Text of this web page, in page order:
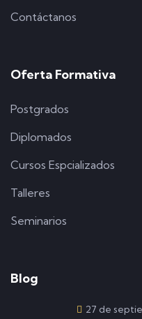
Contáctanos
Oferta Formativa
Postgrados
Diplomados
Cursos Espcializados
Talleres
Seminarios
Blog
27 de